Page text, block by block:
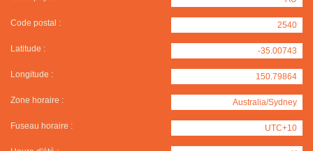
Code postal : 2540
Latitude : -35.00743
Longitude : 150.79864
Zone horaire : Australia/Sydney
Fuseau horaire : UTC+10